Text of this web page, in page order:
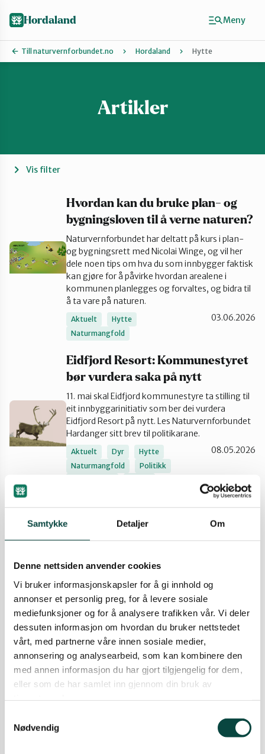
Samtykke Detaljer Om
Denne nettsiden anvender cookies
Vi bruker informasjonskapsler for å gi innhold og
annonser et personlig preg, for å levere sosiale
mediefunksjoner og for å analysere trafikken vår. Vi deler
dessuten informasjon om hvordan du bruker nettstedet
vårt, med partnerne våre innen sosiale medier,
annonsering og analysearbeid, som kan kombinere den
med annen informasjon du har gjort tilgjengelig for dem,
eller som de har samlet inn gjennom din bruk av
Nødvendig
Bergen
Bjørnafjorden
Hardanger
Kvinnherad
Nordhordland
Øygarden
Stord
Vaksdal
Hordaland
Till naturvernforbundet.no Hordaland Hytte
Artikler
Vis filter
Hvordan kan du bruke plan- og
bygningsloven til å verne naturen?
Naturvernforbundet har deltatt på kurs i plan-
og bygningsrett med Nicolai Winge, og vil her
dele noen tips om hva du som innbygger faktisk
kan gjøre for å påvirke hvordan arealene i
kommunen planlegges og forvaltes, og bidra til
å ta vare på naturen.
Aktuelt
Hytte
Naturmangfold
03.06.2026
Eidfjord Resort: Kommunestyret
bør vurdera saka på nytt
11. mai skal Eidfjord kommunestyre ta stilling til
eit innbyggarinitiativ som ber dei vurdera
Eidfjord Resort på nytt. Les Naturvernforbundet
Hardanger sitt brev til politikarane.
Aktuelt Dyr
Hytte
Naturmangfold
Politikk
08.05.2026
Tid for å stoppe hyttebygginga
Dei siste fem åra har hyttebygging vore ei av dei
natur.
Aktuelt Hytte Uttale 28.03.2025
Ullensvang kommune meldt til
Hardanger politikammer
"Etter to bekymringsmeldingar til kommunen
utan svar.. måtte me ta grep " seier Klaus
Rasmussen i Naturvernforbundet Hardanger.
Aktuelt Hytte
Skog og fjell
Uttale